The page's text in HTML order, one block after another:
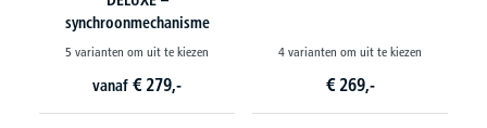
synchroonmechanisme
5 varianten om uit te kiezen
vanaf € 279,-
4 varianten om uit te kiezen
€ 269,-